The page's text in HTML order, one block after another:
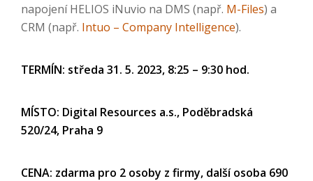
napojení HELIOS iNuvio na DMS (např. M-Files) a
CRM (např. Intuo – Company Intelligence).
TERMÍN: středa 31. 5. 2023, 8:25 – 9:30 hod.
MÍSTO: Digital Resources a.s., Poděbradská
520/24, Praha 9
CENA: zdarma pro 2 osoby z firmy, další osoba 690